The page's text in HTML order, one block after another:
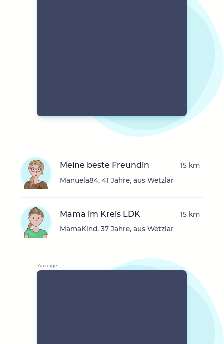
Meine beste Freundin
Manuela84, 41 Jahre, aus Wetzlar
15 km
Mama im Kreis LDK
MamaKind, 37 Jahre, aus Wetzlar
15 km